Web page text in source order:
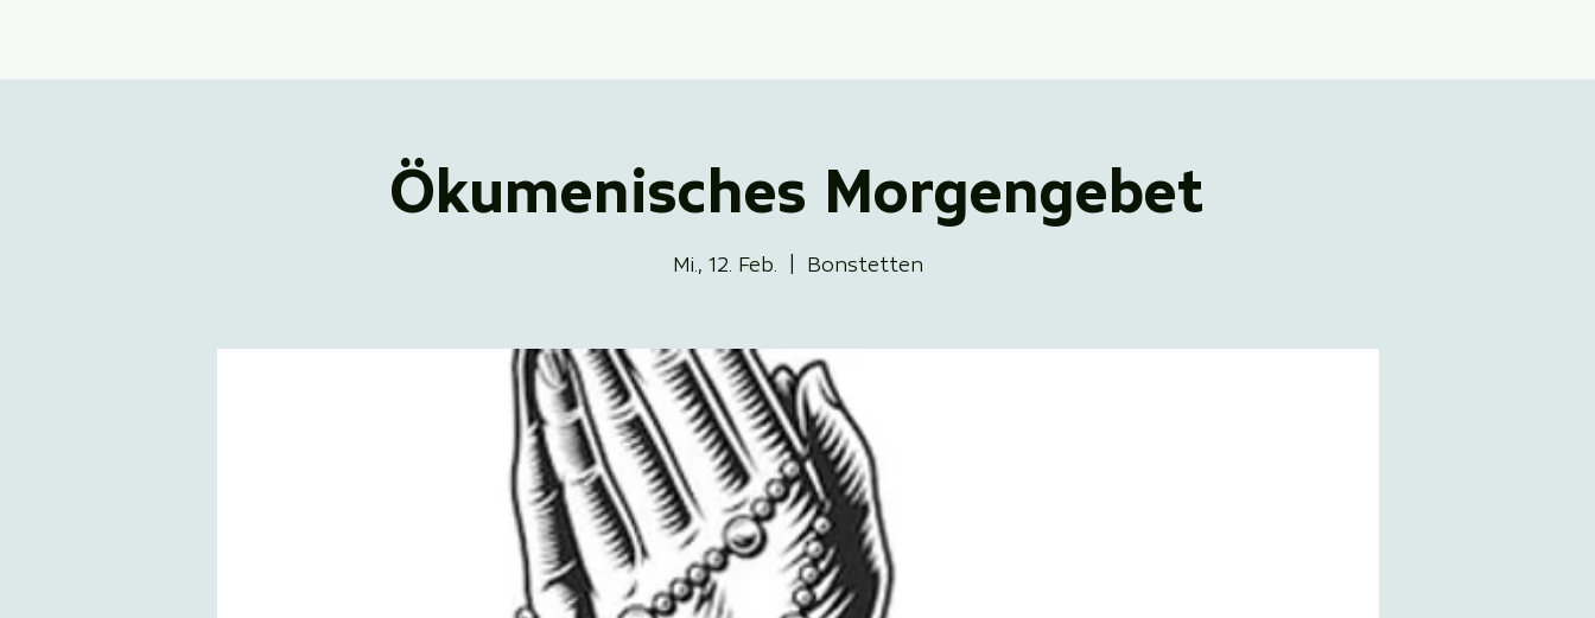
Ökumenisches Morgengebet
Mi., 12. Feb. Bonstetten